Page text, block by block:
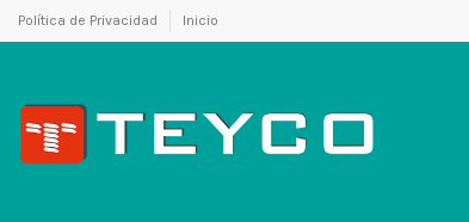
Política de Privacidad Inicio